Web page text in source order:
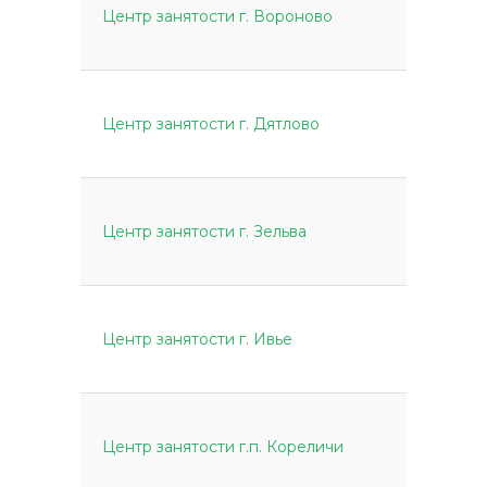
Центр занятости г. Вороново
Центр занятости г. Дятлово
Центр занятости г. Зельва
Центр занятости г. Ивье
Центр занятости г.п. Кореличи